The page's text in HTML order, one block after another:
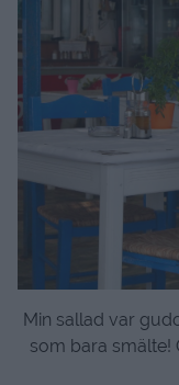
Min sallad var
som bara smälte!